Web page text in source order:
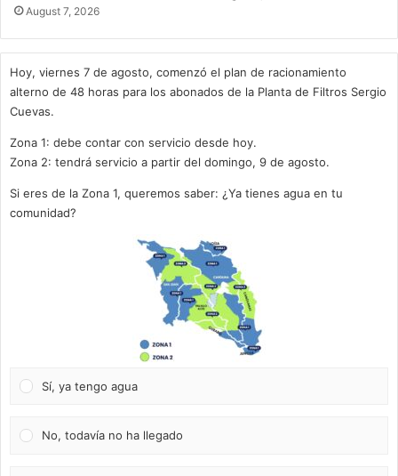
August 7, 2026
Hoy, viernes 7 de agosto, comenzó el plan de racionamiento
alterno de 48 horas para los abonados de la Planta de Filtros Sergio
Cuevas.
Zona 1: debe contar con servicio desde hoy.
Zona 2: tendrá servicio a partir del domingo, 9 de agosto.
Si eres de la Zona 1, queremos saber: ¿Ya tienes agua en tu
comunidad?
Sí, ya tengo agua
No, todavía no ha llegado